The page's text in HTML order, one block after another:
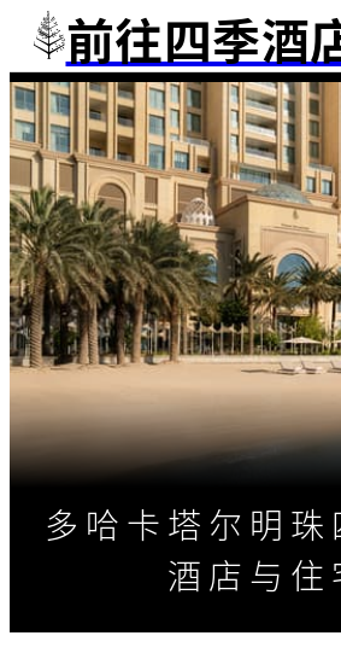
前往四季酒
多哈卡塔尔明珠
酒店与住